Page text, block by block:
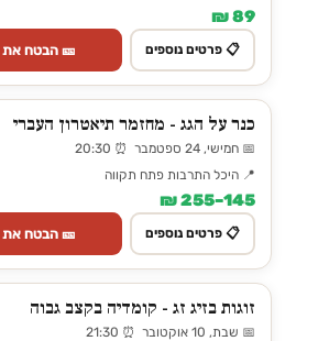
89 ₪
📋 פרטים נוספים 🎫 הבטח
כנר על הגג - מחזמר תיאטרון העברי
📅 חמישי, 24 ספטמבר ⏰ 20:30
📍 היכל התרבות פתח תקווה
145–255 ₪
📋 פרטים נוספים 🎫 הבטח
זוגות בזיג זג - קומדיה בקצב גבוה
📅 שבת, 10 אוקטובר ⏰ 21:30